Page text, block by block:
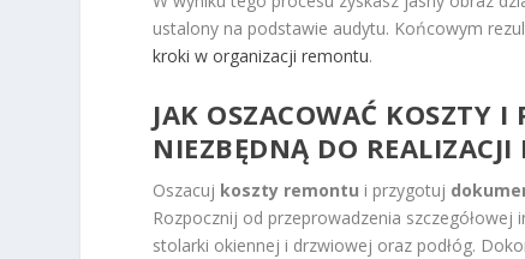
ustalony na podstawie audytu. Końcowym
kroki w organizacji remontu.
JAK OSZACOWAĆ KOSZTY
NIEZBĘDNĄ DO
Oszacuj koszty remontu i przygotuj
Rozpocznij od przeprowadzenia
stolarki okiennej i drzwiowej oraz podłóg.